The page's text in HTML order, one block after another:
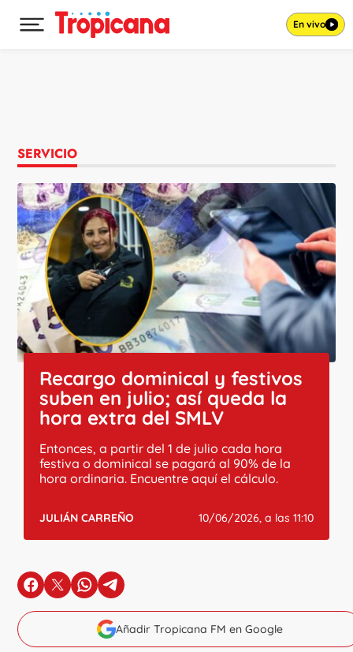
Desplegar menú principal En vivo
SERVICIO
Recargo dominical y festivos
suben en julio; así queda la
hora extra del SMLV
Entonces, a partir del 1 de julio cada hora
festiva o dominical se pagará al 90% de la
hora ordinaria. Encuentre aquí el cálculo.
JULIÁN CARREÑO 10/06/2026, a las 11:10
en Facebook
en Xen Whatsapp
en Telegram
Añadir Tropicana FM en Google